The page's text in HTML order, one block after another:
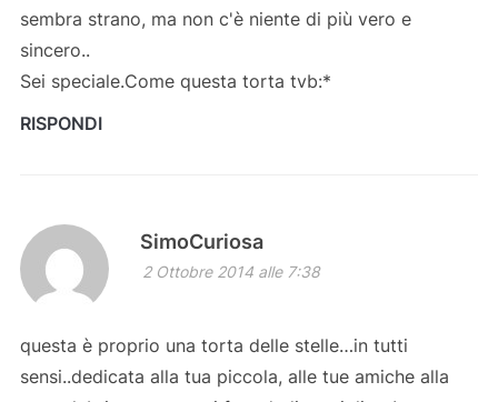
sembra strano, ma non c'è niente di più vero e
sincero..
Sei speciale.Come questa torta tvb:*
RISPONDI
SimoCuriosa
2 Ottobre 2014 alle 7:38
questa è proprio una torta delle stelle…in tutti
sensi..dedicata alla tua piccola, alle tue amiche alla